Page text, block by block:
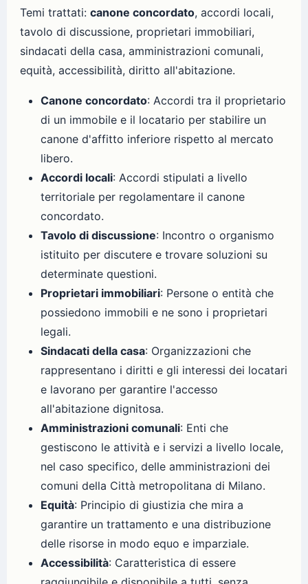
Temi trattati: canone concordato, accordi locali,
tavolo di discussione, proprietari immobiliari,
sindacati della casa, amministrazioni comunali,
equità, accessibilità, diritto all'abitazione.
Canone concordato: Accordi tra il proprietario
di un immobile e il locatario per stabilire un
canone d'affitto inferiore rispetto al mercato
libero.
Accordi locali: Accordi stipulati a livello
territoriale per regolamentare il canone
concordato.
Tavolo di discussione: Incontro o organismo
istituito per discutere e trovare soluzioni su
determinate questioni.
Proprietari immobiliari: Persone o entità che
possiedono immobili e ne sono i proprietari
legali.
Sindacati della casa: Organizzazioni che
rappresentano i diritti e gli interessi dei locatari
e lavorano per garantire l'accesso
all'abitazione dignitosa.
Amministrazioni comunali: Enti che
gestiscono le attività e i servizi a livello locale,
nel caso specifico, delle amministrazioni dei
comuni della Città metropolitana di Milano.
Equità: Principio di giustizia che mira a
garantire un trattamento e una distribuzione
delle risorse in modo equo e imparziale.
Accessibilità: Caratteristica di essere